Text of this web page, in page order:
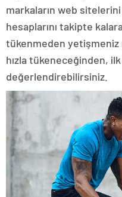
markaların web
hesaplarını takipte
tükenmeden yetişmeniz
hızla tükeneceğinden,
değerlendirebilirsiniz.